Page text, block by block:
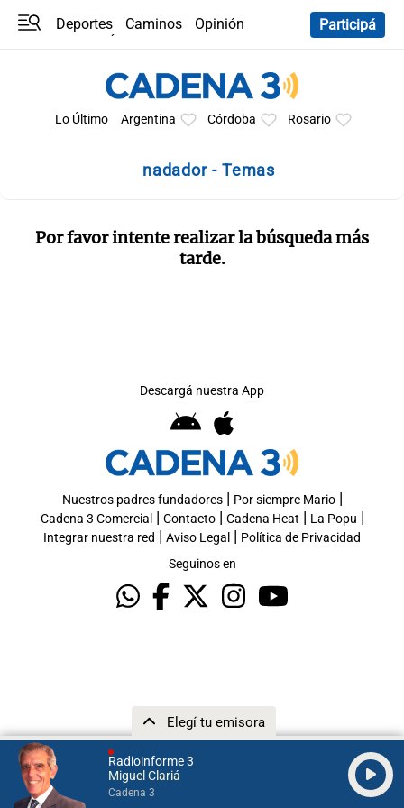
Radioinforme 3
Miguel Clariá
Cadena 3
Elegí tu emisora
Deportes Caminos
Opinión
Participá
Lo Último Argentina Córdoba Rosario
nadador - Temas
Por favor intente realizar la búsqueda más
tarde.
Descargá nuestra App
Nuestros padres fundadores| Por siempre Mario|
Cadena 3 Comercial | Contacto| Cadena Heat | La Popu |
Integrar nuestra red | Aviso Legal | Política de Privacidad
Seguinos en